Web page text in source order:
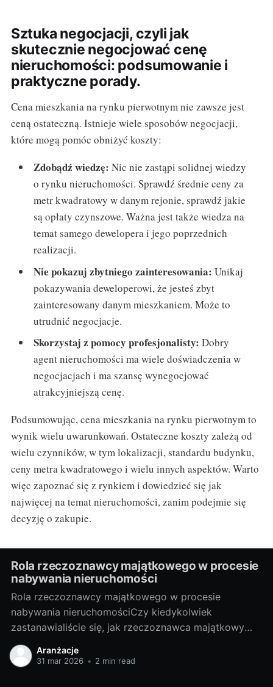
Sztuka negocjacji, czyli jak
skutecznie negocjować cenę
nieruchomości: podsumowanie i
praktyczne porady.
Cena mieszkania na rynku pierwotnym nie zawsze jest
ceną ostateczną. Istnieje wiele sposobów negocjacji,
które mogą pomóc obniżyć koszty:
Zdobądź wiedzę: Nic nie zastąpi solidnej wiedzy
o rynku nieruchomości. Sprawdź średnie ceny za
metr kwadratowy w danym rejonie, sprawdź jakie
są opłaty czynszowe. Ważna jest także wiedza na
temat samego dewelopera i jego poprzednich
realizacji.
Nie pokazuj zbytniego zainteresowania: Unikaj
pokazywania deweloperowi, że jesteś zbyt
zainteresowany danym mieszkaniem. Może to
utrudnić negocjacje.
Skorzystaj z pomocy profesjonalisty: Dobry
agent nieruchomości ma wiele doświadczenia w
negocjacjach i ma szansę wynegocjować
atrakcyjniejszą cenę.
Podsumowując, cena mieszkania na rynku pierwotnym to
wynik wielu uwarunkowań. Ostateczne koszty zależą od
wielu czynników, w tym lokalizacji, standardu budynku,
ceny metra kwadratowego i wielu innych aspektów. Warto
więc zapoznać się z rynkiem i dowiedzieć się jak
najwięcej na temat nieruchomości, zanim podejmie się
decyzję o zakupie.
Rola rzeczoznawcy majątkowego w procesie
nabywania nieruchomości
Rola rzeczoznawcy majątkowego w procesie
nabywania nieruchomościCzy kiedykolwiek
zastanawialiście się, jak rzeczoznawca majątkowy
wpływa na proces nabywania nieruchomości? Czy
warto skorzystać z jego usług? W niniejszym artykule
Aranżacje
31 mar 2026 • 2 min read